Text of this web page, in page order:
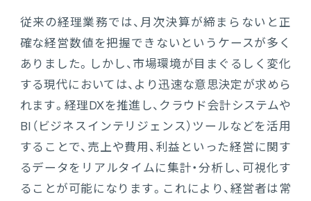
従来の経理業務では、月次決算が締まらないと正
確な経営数値を把握できないというケースが多く
ありました。しかし、市場環境が目まぐるしく変化
する現代においては、より迅速な意思決定が求めら
れます。経理DXを推進し、クラウド会計システムや
BI（ビジネスインテリジェンス）ツールなどを活用
することで、売上や費用、利益といった経営に関す
るデータをリアルタイムに集計・分析し、可視化す
ることが可能になります。これにより、経営者は常